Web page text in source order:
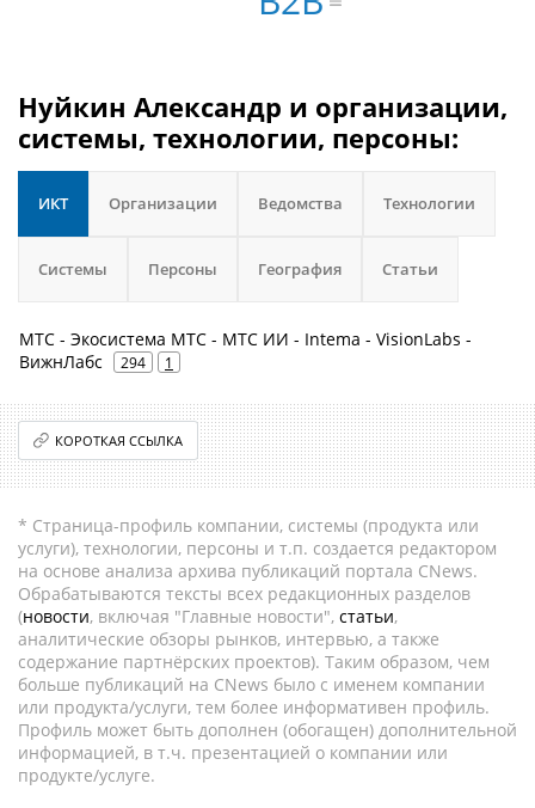
Нуйкин Александр и организации,
системы, технологии, персоны:
ИКТ Организации Ведомства Технологии
Системы Персоны География Статьи
МТС - Экосистема МТС - МТС ИИ - Intema - VisionLabs -
ВижнЛабс
294 1
КОРОТКАЯ ССЫЛКА
* Страница-профиль компании, системы (продукта или
услуги), технологии, персоны и т.п. создается редактором
на основе анализа архива публикаций портала CNews.
Обрабатываются тексты всех редакционных разделов
(новости, включая "Главные новости", статьи,
аналитические обзоры рынков, интервью, а также
содержание партнёрских проектов). Таким образом, чем
больше публикаций на CNews было с именем компании
или продукта/услуги, тем более информативен профиль.
Профиль может быть дополнен (обогащен) дополнительной
информацией, в т.ч. презентацией о компании или
продукте/услуге.